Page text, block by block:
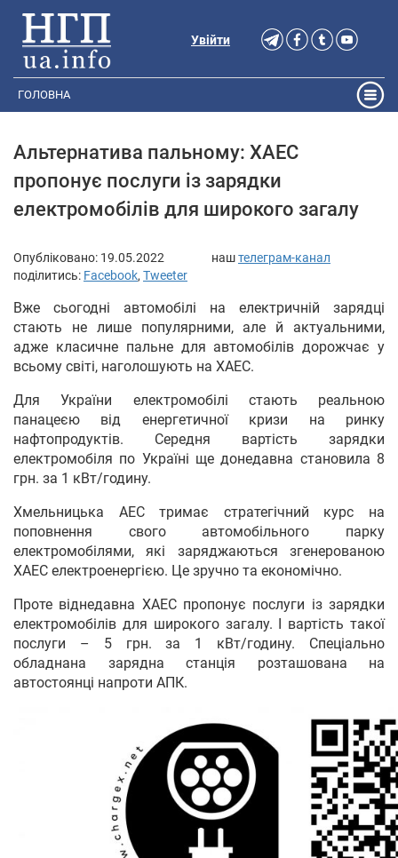
Увійти
ГОЛОВНА
Альтернатива пальному: ХАЕС
пропонує послуги із зарядки
електромобілів для широкого загалу
Опубліковано: 19.05.2022 наштелеграм-канал
поділитись: Facebook, Tweeter
Вже сьогодні автомобілі на електричній зарядці
стають не лише популярними, але й актуальними,
адже класичне пальне для автомобілів дорожчає у
всьому світі, наголошують на ХАЕС.
Для України електромобілі стають реальною
панацеєю від енергетичної кризи на ринку
нафтопродуктів. Середня вартість зарядки
електромобіля по Україні ще донедавна становила 8
грн. за 1 кВт/годину.
Хмельницька АЕС тримає стратегічний курс на
поповнення свого автомобільного парку
електромобілями, які заряджаються згенерованою
ХАЕС електроенергією. Це зручно та економічно.
Проте віднедавна ХАЕС пропонує послуги із зарядки
електромобілів для широкого загалу. І вартість такої
послуги – 5 грн. за 1 кВт/годину. Спеціально
обладнана зарядна станція розташована на
автостоянці напроти АПК.